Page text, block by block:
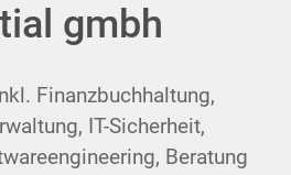
gmbh
Finanzbuchhaltung,
IT-Sicherheit,
Beratung